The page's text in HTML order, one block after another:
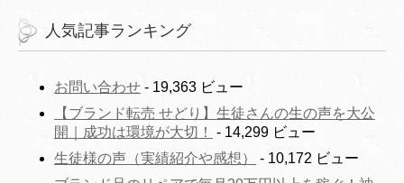
人気記事ランキング
お問い合わせ - 19,363 ビュー
【ブランド転売 せどり】生徒さんの生の声を大公
開｜成功は環境が大切！
- 14,299 ビュー
生徒様の声（実績紹介や感想）
- 10,172 ビュー